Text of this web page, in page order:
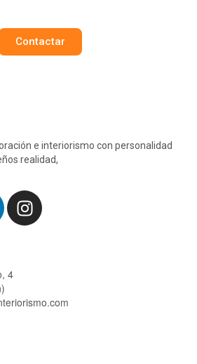
Contactar
e interiorismo con personalidad
realidad,
4